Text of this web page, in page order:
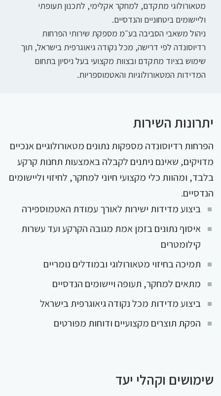
מטאורולוגי מתקדם, למחקר אקלימי, לתכנון תעופתי
וליישומים ביטחוניים והנדסיים.
ניהול משאבי הסביבה בע״מ מספקת שירותי הפרחות
רדיוסונדה לפי דרישה, מכל נקודה גיאוגרפית בישראל, תוך
שימוש בציוד מתקדם ובצוות מקצועי בעל ניסיון בתחום
המדידות המטאורולוגיות והאטמוספריות.
יתרונות השירות
הפרחות רדיוסונדה מספקות נתונים מטאורולוגיים אנכיים
מדויקים, שאינם ניתנים לקבלה באמצעות תחנות קרקע
בלבד, ומהוות כלי מקצועי חיוני למחקר, לחיזוי וליישומים
הנדסיים.
ביצוע מדידות ישירות לאורך עמודת האטמוספירה
איסוף נתונים בזמן אמת מגובה הקרקע ועד עשרות
קילומטרים
תמיכה בחיזוי מטאורולוגי ובמודלים נומריים
מתאים למחקר, תעופה ויישומים הנדסיים
ביצוע מדידות מכל נקודה גיאוגרפית בישראל
הפקת תוצרים מקצועיים ודוחות מפורטים
שימושים וקהלי יעד